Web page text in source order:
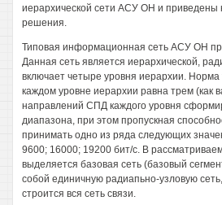
иерархической сети АСУ ОН и приведены
решения.
Типовая информационная сеть АСУ ОН
Данная сеть является иерархической,
включает четыре уровня иерархии.
каждом уровне иерархии равна трем (как
направлений СПД каждого уровня
диапазона, при этом пропускная
принимать одно из ряда следующих
9600; 16000; 19200 бит/с. В
выделяется базовая сеть (базовый
собой единичную радиапьно-узловую
строится вся сеть связи.